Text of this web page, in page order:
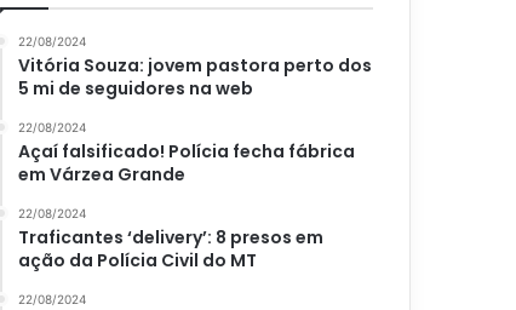
22/08/2024
Vitória Souza: jovem pastora perto dos
5 mi de seguidores na web
22/08/2024
Açaí falsificado! Polícia fecha fábrica
em Várzea Grande
22/08/2024
Traficantes ‘delivery’: 8 presos em
ação da Polícia Civil do MT
22/08/2024